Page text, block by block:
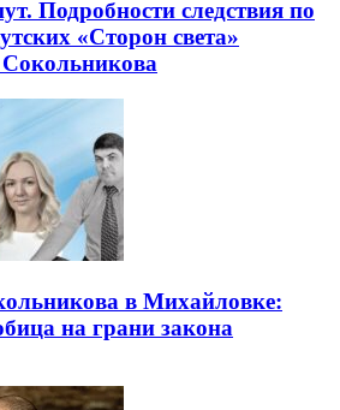
Подробности следствия по
«Сторон света»
в Михайловке:
на грани закона